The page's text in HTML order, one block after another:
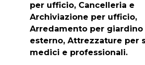
per ufficio, Cancelleria e
Archiviazione per ufficio,
Arredamento per giardino
esterno, Attrezzature per
medici e professionali.